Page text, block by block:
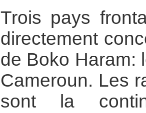
Trois pays
directement
de Boko Haram:
Cameroun. Les
sont la